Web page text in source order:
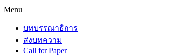
Menu
บทบรรณาธิการ
ส่งบทความ
Call for Paper